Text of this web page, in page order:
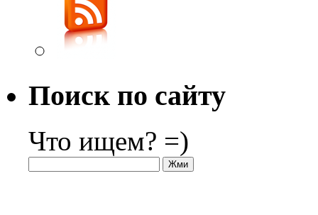
Поиск по сайту
Что ищем? =)